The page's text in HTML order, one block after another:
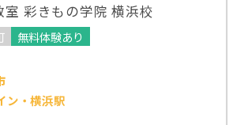
室 彩きもの学院 横浜校
無料体験あり
ン・横浜駅